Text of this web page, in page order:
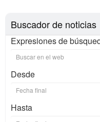
Buscador de noticias
Expresiones de
Desde
Hasta